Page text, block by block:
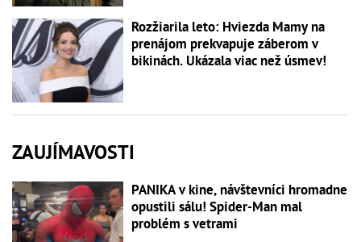
Rozžiarila leto: Hviezda Mamy na
prenájom prekvapuje záberom v
bikinách. Ukázala viac než úsmev!
ZAUJÍMAVOSTI
PANIKA v kine, návštevníci hromadne
opustili sálu! Spider-Man mal
problém s vetrami